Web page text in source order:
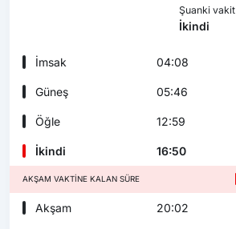
Şuanki vakit
İkindi
İmsak 04:08
Güneş 05:46
Öğle 12:59
İkindi 16:50
AKŞAM VAKTINE KALAN SÜRE
Akşam 20:02